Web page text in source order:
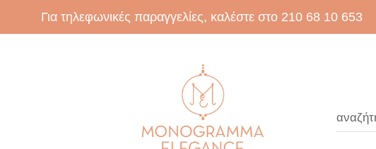
Για τηλεφωνικές παραγγελίες, καλέστε στο 210 68 10 653